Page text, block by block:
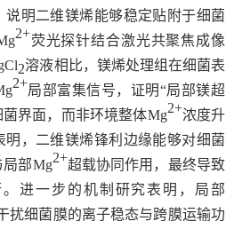
说明二维镁烯能够稳定贴附于细菌
2+荧光探针结合激光共聚焦成像
2溶液相比，镁烯处理组在细菌表
2+局部富集信号，证明“局部镁超
界面，而非环境整体Mg2+浓度升
明，二维镁烯锋利边缘能够对细菌
部Mg2+超载协同作用，最终导致
进一步的机制研究表明，局部
扰细菌膜的离子稳态与跨膜运输功